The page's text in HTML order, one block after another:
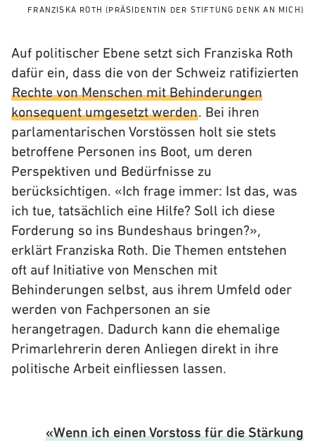
FRANZISKA ROTH(PRÄSIDENTIN DER STIFTUNG DENK AN MICH)
Auf politischer Ebene setzt sich Franziska Roth
dafür ein, dass die von der Schweiz ratifizierten
Rechte von Menschen mit Behinderungen
konsequent umgesetzt werden. Bei ihren
parlamentarischen Vorstössen holt sie stets
betroffene Personen ins Boot, um deren
Perspektiven und Bedürfnisse zu
berücksichtigen. «Ich frage immer: Ist das, was
ich tue, tatsächlich eine Hilfe? Soll ich diese
Forderung so ins Bundeshaus bringen?»,
erklärt Franziska Roth. Die Themen entstehen
oft auf Initiative von Menschen mit
Behinderungen selbst, aus ihrem Umfeld oder
werden von Fachpersonen an sie
herangetragen. Dadurch kann die ehemalige
Primarlehrerin deren Anliegen direkt in ihre
politische Arbeit einfliessen lassen.
«Wenn ich einen Vorstoss für die Stärkung